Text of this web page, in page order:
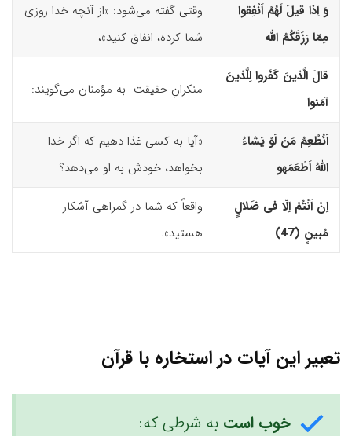
وَ اِذا قیلَ لَهُمْ اَنْفِقوا
مِمّا رَزَقَکُمُ اللّه
وقتی گفته می‌شود: «از آنچه خدا روزی
شما کرده، انفاق کنید»،
قالَ الَّذینَ کَفَروا لِلَّذینَ
آمَنوا
منکرانِ حقیقت به مؤمنان می‌گویند:
اَنُطْعِمُ مَنْ لَوْ یَشاءُ
اللّهُ اَطْعَمَهو
«آیا به کسی غذا دهیم که اگر خدا
بخواهد، خودش به او می‌دهد؟
اِنْ اَنْتُمْ اِلّا فى ضَلالٍ
مُبینٍ (47)‏
واقعاً که شما در گمراهی آشکار
هستید».
تعبیر این آیات در استخاره با قرآن
خوب است به شرطی که: